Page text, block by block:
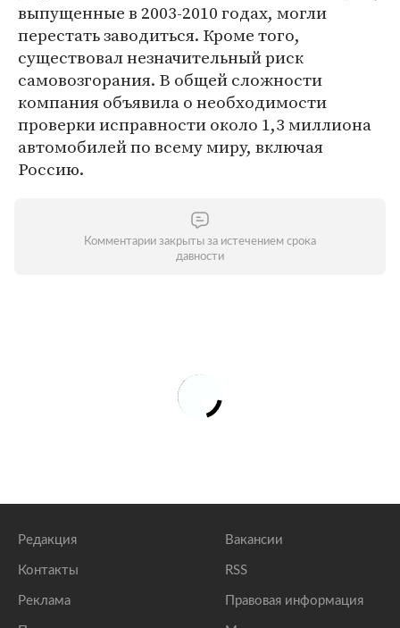
выпущенные в 2003-2010 годах, могли
перестать заводиться. Кроме того,
существовал незначительный риск
самовозгорания. В общей сложности
компания объявила о необходимости
проверки исправности около 1,3 миллиона
автомобилей по всему миру, включая
Россию.
Комментарии закрыты за истечением срока
давности
Редакция
Контакты
Реклама
Вакансии
RSS
Правовая информация